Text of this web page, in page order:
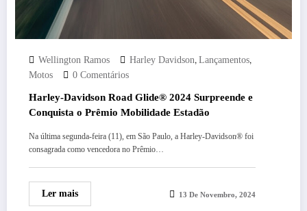
Wellington Ramos Harley Davidson, Lançamentos,
Motos 0 Comentários
Harley-Davidson Road Glide® 2024 Surpreende e
Conquista o Prêmio Mobilidade Estadão
Na última segunda-feira (11), em São Paulo, a Harley-Davidson® foi
consagrada como vencedora no Prêmio…
Ler mais 13 De Novembro, 2024